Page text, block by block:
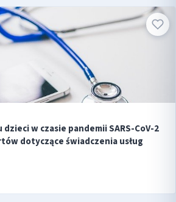
w czasie pandemii SARS-CoV-2
dotyczące świadczenia usług